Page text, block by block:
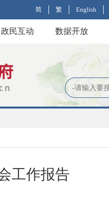
简 繁 English
政民互动 数据开放
工作报告